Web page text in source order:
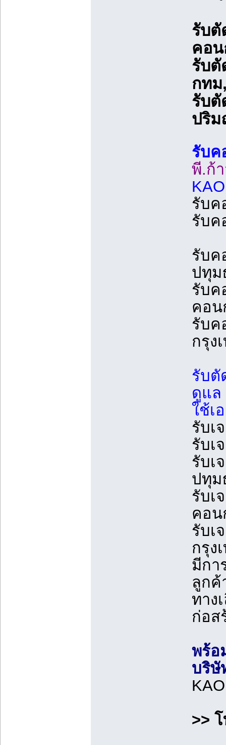
รับตั
คอ
รับ
กทม
รับตั
ปริ
รับค
พี.ก้
รับค
รับค
รับค
ปทุม
รับค
คอน
รับค
กรุง
รับตั
ดูแล
ใช้เ
รับเ
รับเ
รับเ
ปทุม
รับเ
คอน
รับเ
กรุง
มีกา
ลูกค้
ทาง
ก่อส
พร้อ
บริษั
>>